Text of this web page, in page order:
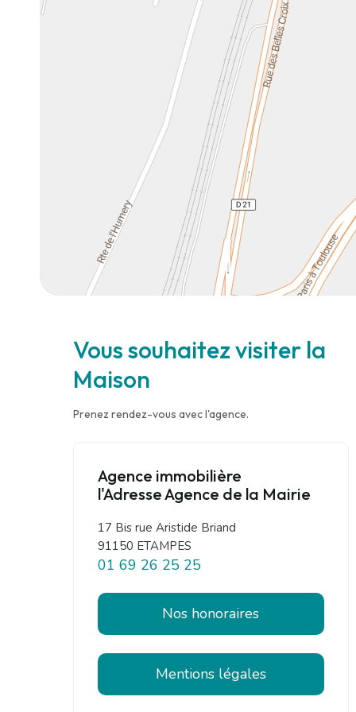
Vous souhaitez visiter la
Maison
Prenez rendez-vous avec l'agence.
Agence immobilière
l'Adresse Agence de la Mairie
17 Bis rue Aristide Briand
91150 ETAMPES
01 69 26 25 25
Nos honoraires
Mentions légales